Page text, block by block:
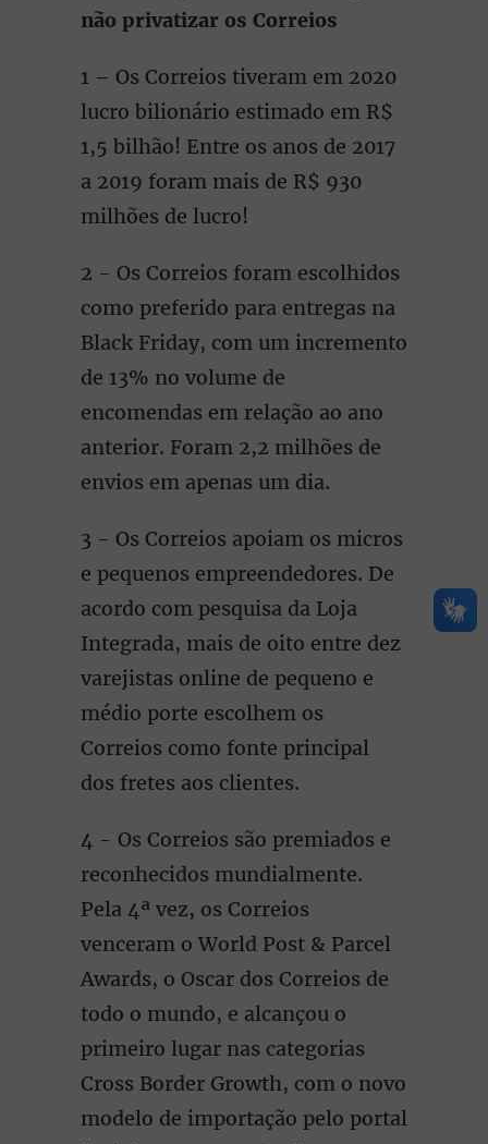
não privatizar os Correios
1 – Os Correios tiveram em 2020
lucro bilionário estimado em R$
1,5 bilhão! Entre os anos de 2017
a 2019 foram mais de R$ 930
milhões de lucro!
2 - Os Correios foram escolhidos
como preferido para entregas na
Black Friday, com um incremento
de 13% no volume de
encomendas em relação ao ano
anterior. Foram 2,2 milhões de
envios em apenas um dia.
3 - Os Correios apoiam os micros
e pequenos empreendedores. De
acordo com pesquisa da Loja
Integrada, mais de oito entre dez
varejistas online de pequeno e
médio porte escolhem os
Correios como fonte principal
dos fretes aos clientes.
4 - Os Correios são premiados e
reconhecidos mundialmente.
Pela 4ª vez, os Correios
venceram o World Post & Parcel
Awards, o Oscar dos Correios de
todo o mundo, e alcançou o
primeiro lugar nas categorias
Cross Border Growth, com o novo
modelo de importação pelo portal